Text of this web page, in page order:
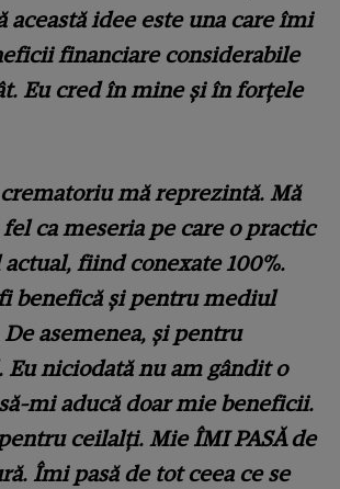
această idee este una care îmi
financiare considerabile
Eu cred în mine și în forțele
mă reprezintă. Mă
ca meseria pe care o practic
fiind conexate 100%.
benefică și pentru mediul
asemenea, și pentru
niciodată nu am gândit o
mi aducă doar mie beneficii.
ceilalți. Mie ÎMI PASĂ de
Îmi pasă de tot ceea ce se